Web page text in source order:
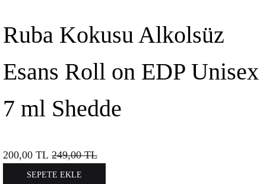
Ruba Kokusu Alkolsüz
Esans Roll on EDP Unisex
7 ml Shedde
200,00 TL 249,00TL
SEPETE EKLE